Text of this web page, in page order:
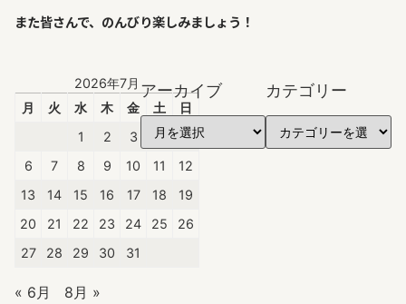
また皆さんで、のんびり楽しみましょう！
2026年7月
月
火 水 木 金 土
日
1
2 3 4
5
6
7 8 9 10 11
12
13
14 15 16 17 18
19
20
21 22 23 24 25
26
27
28 29 30 31
« 6月 8月 »
アーカイブ カテゴリー